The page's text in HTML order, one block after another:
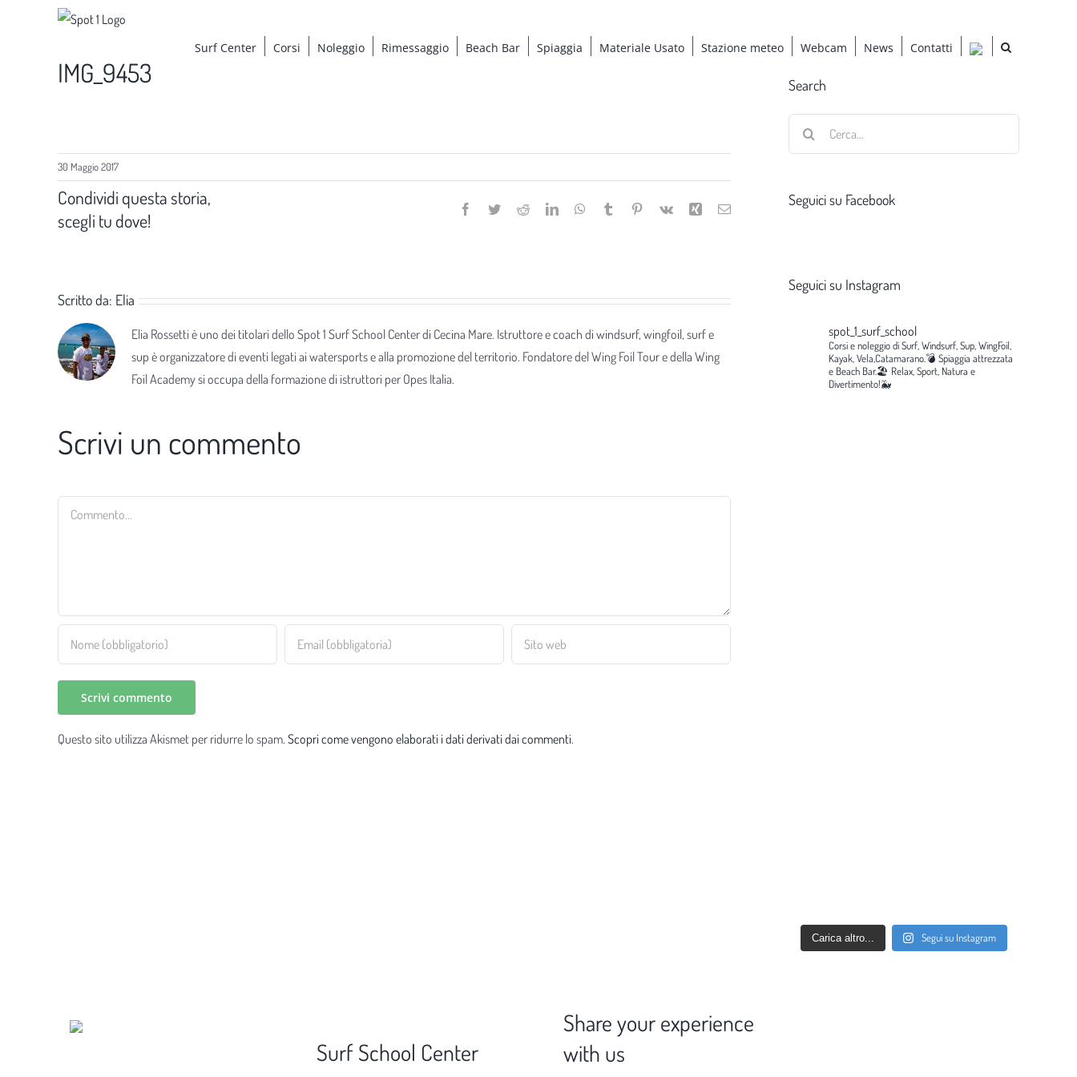
Surf Center Corsi Noleggio Rimessaggio Beach Bar Spiaggia Materiale Usato Stazione meteo Webcam News Contatti
IMG_9453
30 Maggio 2017
Condividi questa storia,
scegli tu dove!
Facebook
TwitterRedditLinkedInWhatsApp
Tumblr Pinterest
Vk Xing Email
Scritto da: Elia
Elia Rossetti è uno dei titolari dello Spot 1 Surf School Center di Cecina Mare. Istruttore e coach di windsurf, wingfoil, surf e
sup è organizzatore di eventi legati ai watersports e alla promozione del territorio. Fondatore del Wing Foil Tour e della Wing
Foil Academy si occupa della formazione di istruttori per Opes Italia.
Scrivi un commento
Commento
Questo sito utilizza Akismet per ridurre lo spam. Scopri come vengono elaborati i dati derivati dai commenti.
Search
Seguici su Facebook
Seguici su Instagram
spot_1_surf_school
Corsi e noleggio di Surf, Windsurf, Sup, WingFoil,
Kayak, Vela,Catamarano.💣 Spiaggia attrezzata
e Beach Bar.🏖️ Relax, Sport, Natura e
Divertimento!🐳
Carica altro... Segui su Instagram
Surf School Center
Share your experience
with us